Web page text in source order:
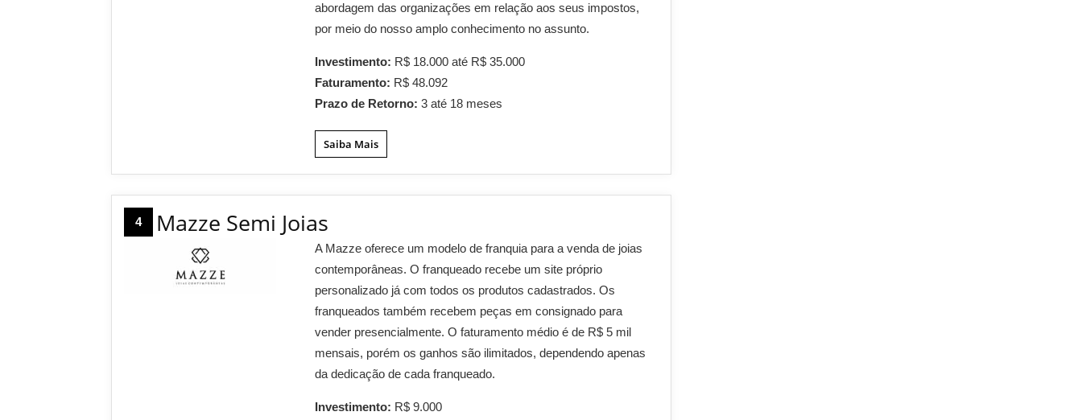
abordagem das organizações em relação aos seus impostos,
por meio do nosso amplo conhecimento no assunto.
Investimento: R$ 18.000 até R$ 35.000
Faturamento: R$ 48.092
Prazo de Retorno:3 até 18 meses
Saiba Mais
4 Mazze Semi Joias
A Mazze oferece um modelo de franquia para a venda de joias
contemporâneas. O franqueado recebe um site próprio
personalizado já com todos os produtos cadastrados. Os
franqueados também recebem peças em consignado para
vender presencialmente. O faturamento médio é de R$ 5 mil
mensais, porém os ganhos são ilimitados, dependendo apenas
da dedicação de cada franqueado.
Investimento: R$ 9.000